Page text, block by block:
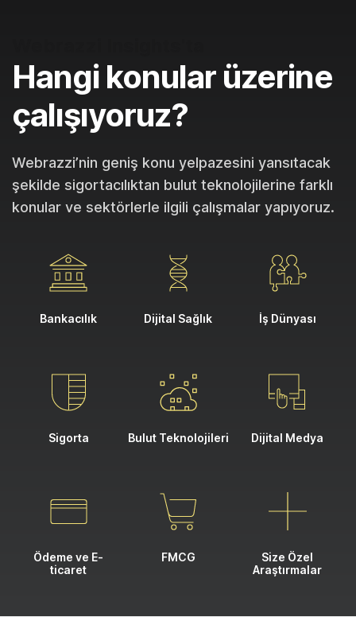
Hangi konular üzerine
çalışıyoruz?
Webrazzi’nin geniş konu yelpazesini yansıtacak
şekilde sigortacılıktan bulut teknolojilerine farklı
konular ve sektörlerle ilgili çalışmalar yapıyoruz.
Bankacılık Dijital Sağlık İş Dünyası
Sigorta Bulut Teknolojileri Dijital Medya
Ödeme ve E-
ticaret
FMCG
Size Özel
Araştırmalar